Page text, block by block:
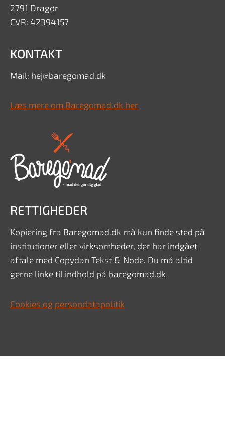
2791 Dragør
CVR: 42394157
KONTAKT
Mail: hej@baregomad.dk
Læs mere om Baregomad.dk her
RETTIGHEDER
Kopiering fra Baregomad.dk må kun finde sted på
institutioner eller virksomheder, der har indgået
aftale med Copydan Tekst & Node. Du må altid
gerne linke til indhold på baregomad.dk
Cookies og persondatapolitik